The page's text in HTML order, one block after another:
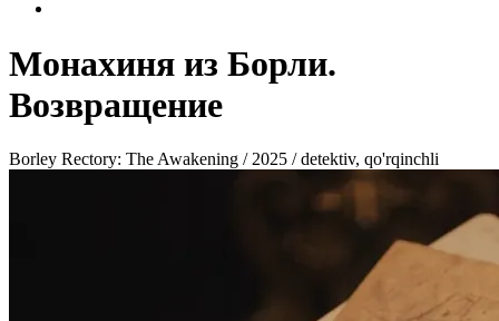
Монахиня из Борли.
Возвращение
Borley Rectory: The Awakening / 2025 / detektiv, qo'rqinchli